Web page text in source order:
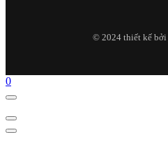
© 2024 thiết kế bởi
0